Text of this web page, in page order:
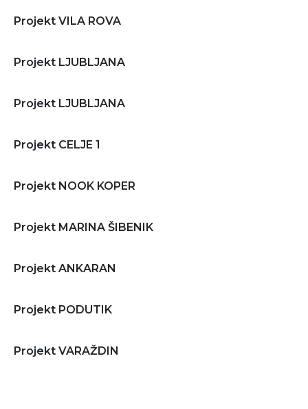
Projekt VILA ROVA
Projekt LJUBLJANA
Projekt LJUBLJANA
Projekt CELJE 1
Projekt NOOK KOPER
Projekt MARINA ŠIBENIK
Projekt ANKARAN
Projekt PODUTIK
Projekt VARAŽDIN